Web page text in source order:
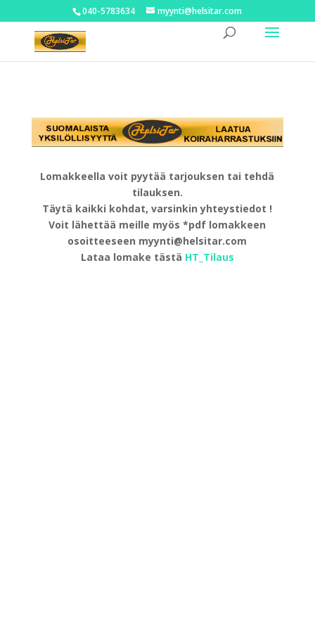
040-5783634 myynti@helsitar.com
Lomakkeella voit pyytää tarjouksen tai tehdä
tilauksen.
Täytä kaikki kohdat, varsinkin yhteystiedot !
Voit lähettää meille myös *pdf lomakkeen
osoitteeseen myynti@helsitar.com
Lataa lomake tästä HT_Tilaus